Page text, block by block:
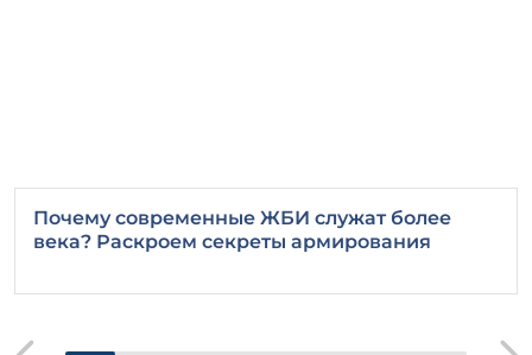
Почему современные ЖБИ служат более
века? Раскроем секреты армирования